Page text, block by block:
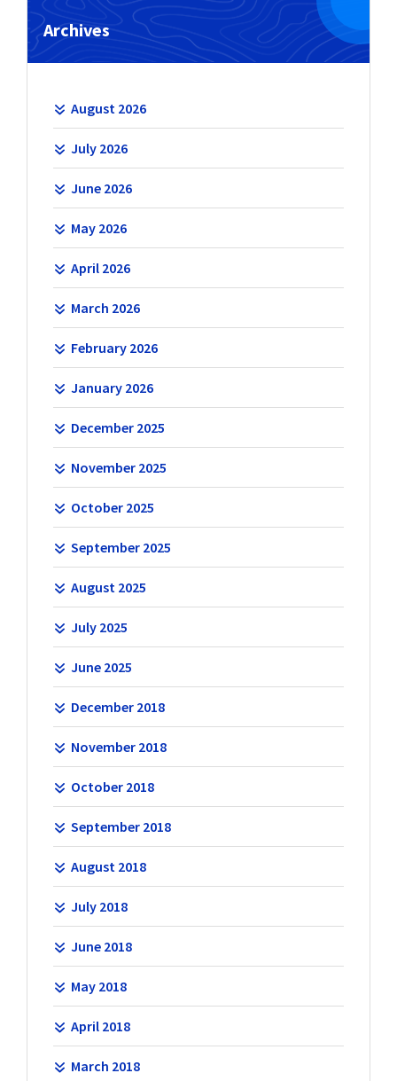
Archives
August 2026
July 2026
June 2026
May 2026
April 2026
March 2026
February 2026
January 2026
December 2025
November 2025
October 2025
September 2025
August 2025
July 2025
June 2025
December 2018
November 2018
October 2018
September 2018
August 2018
July 2018
June 2018
May 2018
April 2018
March 2018